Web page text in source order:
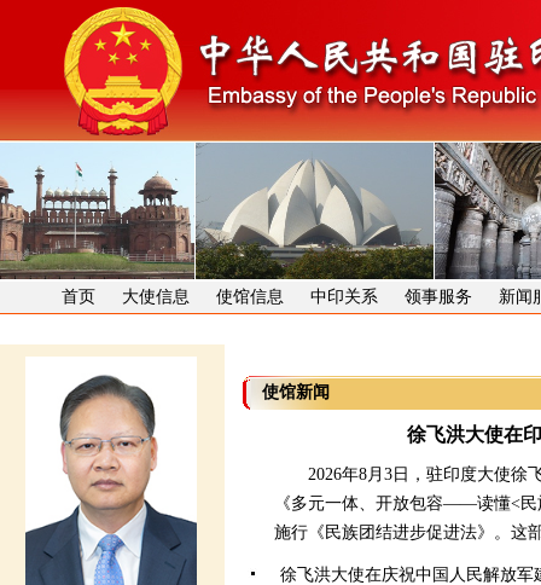
首页 大使信息 使馆信息 中印关系 领事服务 新闻
使馆新闻
徐飞洪大使在
2026年8月3日，驻印度大使徐飞
《多元一体、开放包容——读懂<
施行《民族团结进步促进法》。这
徐飞洪大使在庆祝中国人民解放军